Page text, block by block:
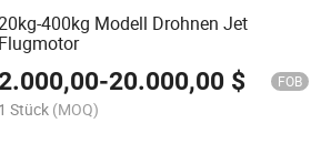
400kg Modell Drohnen Jet
Flugmotor
-20.000,00 $ FOB
1 Stück (MOQ)